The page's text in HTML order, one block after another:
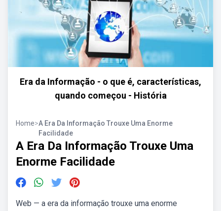
Era da Informação - o que é, características,
quando começou - História
Home>A Era Da Informação Trouxe Uma Enorme
Facilidade
A Era Da Informação Trouxe Uma
Enorme Facilidade
Web — a era da informação trouxe uma enorme